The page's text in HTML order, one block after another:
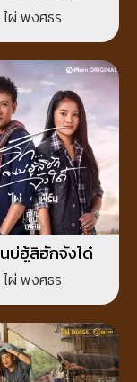
ไผ่ พงศธร
บ่ฮู้สิฮักจังได๋
ไผ่ พงศธร